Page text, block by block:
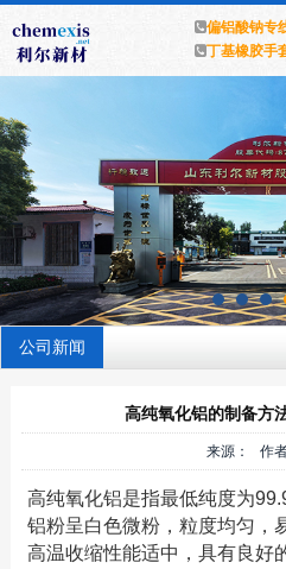
偏铝酸钠专
丁基橡胶手
公司新闻
高纯氧化铝的制备方
来源： 作
高纯氧化铝是指最低纯度为
铝粉呈白色微粉，粒度均匀，
高温收缩性能适中，具有良好